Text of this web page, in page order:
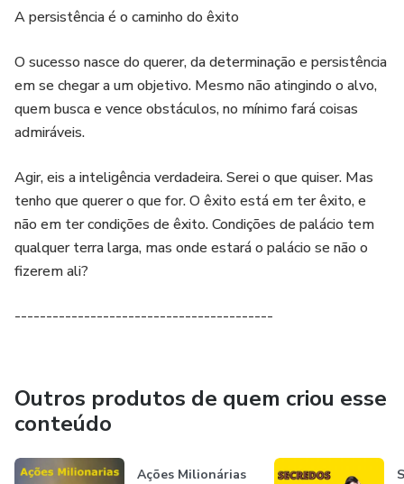
Sigilos e Contratos – Protegendo Seu Software E
Codificação
“Trapaceou.”
Software E Programadores
Sigilos e Contratos – Protegendo Seu Software E
Codificação
Dicas Gerais Para Terceirizar
A persistência é o caminho do êxito
O sucesso nasce do querer, da determinação e persistência
em se chegar a um objetivo. Mesmo não atingindo o alvo,
quem busca e vence obstáculos, no mínimo fará coisas
admiráveis.
Agir, eis a inteligência verdadeira. Serei o que quiser. Mas
tenho que querer o que for. O êxito está em ter êxito, e
não em ter condições de êxito. Condições de palácio tem
qualquer terra larga, mas onde estará o palácio se não o
fizerem ali?
-----------------------------------------
Outros produtos de quem criou esse
conteúdo
Ações Milionárias